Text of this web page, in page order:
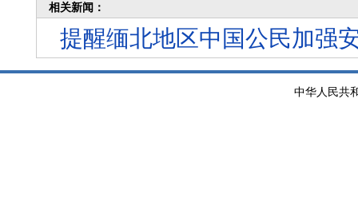
相关新闻：
提醒缅北地区中国公民加强
中华人民共